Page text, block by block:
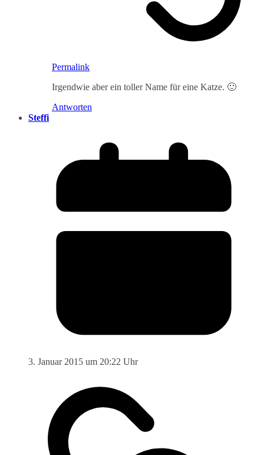
Permalink
Irgendwie aber ein toller Name für eine Katze. 🙂
Antworten
Steffi
3. Januar 2015 um 20:22 Uhr